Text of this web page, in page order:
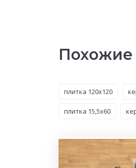
Похожие
плитка 120x120
плитка 15,5x60